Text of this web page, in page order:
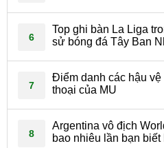
6
Top ghi bàn La Liga
sử bóng đá Tây Ban
7
Điểm danh các hậu vệ
thoại của MU
8
Argentina vô địch
bao nhiêu lần bạn biết